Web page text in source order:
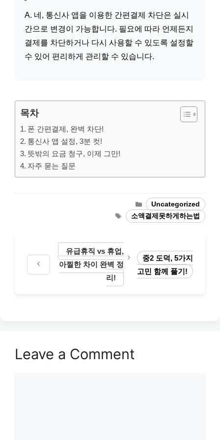
A. 네, 통신사 앱을 이용한 간편결제 차단은 실시
간으로 변경이 가능합니다. 필요에 따라 언제든지
결제를 차단하거나 다시 사용할 수 있도록 설정할
수 있어 편리하게 관리할 수 있습니다.
목차
폰 간편결제, 완벽 차단!
통신사 앱 설정, 3분 컷!
뜻밖의 요금 청구, 이제 그만!
자주 묻는 질문
Categories
Uncategorized
Tags소액결제못하게하는법
유급휴직 vs 휴업,
아찔한 차이 완벽 정
리!
중2 도덕, 5가지
고민 함께 풀기!
Leave a Comment